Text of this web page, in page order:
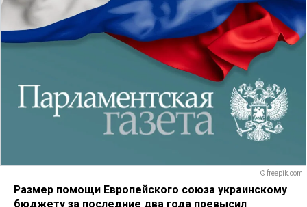
© freepik.com
Размер помощи Европейского союза украинскому
бюджету за последние два года превысил